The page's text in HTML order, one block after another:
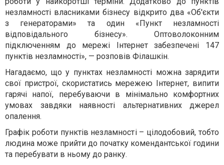
незламності власниками бізнесу відкрито два «Об'єкти
з генераторами» та один «Пункт незламності
відповідального бізнесу». Оптоволоконним
підключенням до мережі Інтернет забезпечені 147
пунктів незламності», — розповів Філашкін.
Нагадаємо, що у пунктах незламності можна зарядити
свої пристрої, скористатись мережею Інтернет, випити
гарячі напої, перебуваючи в мінімально комфортних
умовах завдяки наявності альтернативних джерел
опалення.
Графік роботи пунктів незламності – цілодобовий, тобто
людина може прийти до початку комендантської години
та перебувати в ньому до ранку.